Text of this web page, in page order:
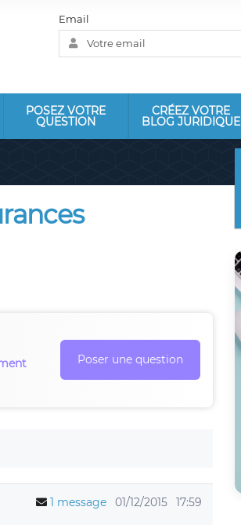
Email
POSEZ VOTRE
QUESTION
CRÉEZ VOTRE
BLOG JURIDIQUE
Poser une question
1 message 01/12/2015 17:59